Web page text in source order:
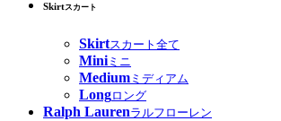
Skirtスカート
Skirtスカート全て
Miniミニ
Medium ミディアム
Longロング
Ralph Laurenラルフローレン